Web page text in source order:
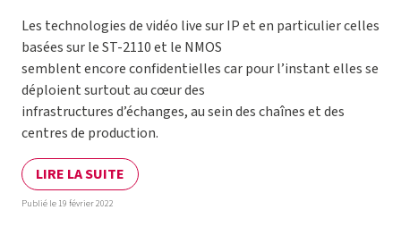
Les technologies de vidéo live sur IP et en particulier celles
basées sur le ST-2110 et le NMOS
semblent encore confidentielles car pour l’instant elles se
déploient surtout au cœur des
infrastructures d’échanges, au sein des chaînes et des
centres de production.
LIRE LA SUITE
Publié le 19 février 2022